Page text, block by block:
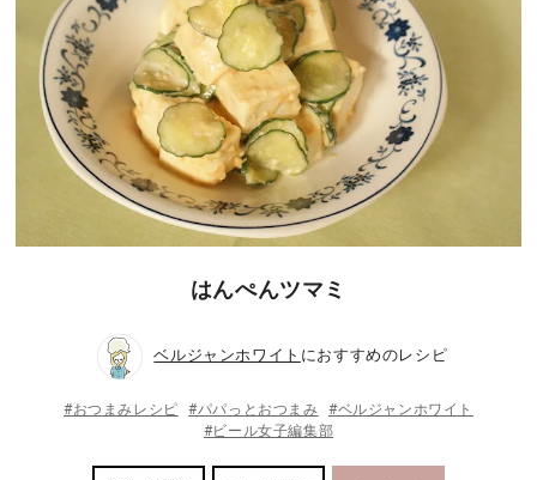
はんぺんツマミ
ベルジャンホワイト におすすめのレシピ
#おつまみレシピ #パパっとおつまみ
#ベルジャンホワイト
#ビール女子編集部